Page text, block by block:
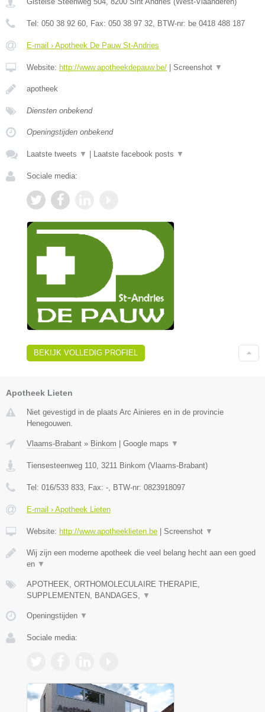
Tel: 050 38 92 60, Fax: 050 38 97 32, BTW-nr: be 0418 488 187
E-mail › Apotheek De Pauw St-Andries
Website: http://www.apotheekdepauw.be/ Screenshot ▼
apotheek
Diensten onbekend
Openingstijden onbekend
Laatste tweets ▼ Laatste facebook posts ▼
Sociale media:
BEKIJK VOLLEDIG PROFIEL
Apotheek Lieten
Niet gevestigd in de plaats Arc Ainieres en in de provincie
Henegouwen.
Vlaams-Brabant » Binkom Google maps ▼
Tiensesteenweg 110 3211 Binkom (Vlaams-Brabant)
Tel: 016/533 833 , Fax: - , BTW-nr: 0823918097
E-mail › Apotheek Lieten
Website: http://www.apotheeklieten.be Screenshot ▼
Wij zijn een moderne apotheek die veel belang hecht aan een goed
en ▼
APOTHEEK, ORTHOMOLECULAIRE THERAPIE,
SUPPLEMENTEN, BANDAGES,
▼
Openingstijden ▼
Sociale media: